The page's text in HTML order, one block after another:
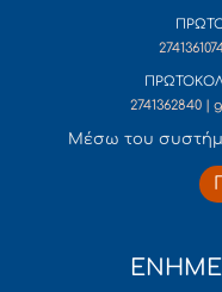
2741362840 |
Mέσω του